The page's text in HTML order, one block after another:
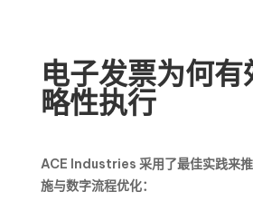
电子发票为何有
略性执行
ACE Industries 采用了最佳实践来
施与数字流程优化：